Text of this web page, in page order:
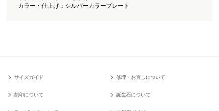
カラー・仕上げ：シルバーカラープレート
サイズガイド 修理・お直しについて
刻印について 誕生石について